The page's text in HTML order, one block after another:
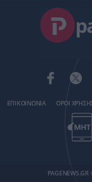
ΕΠΙΚΟΙΝΩΝΙΑ ΟΡΟΙ